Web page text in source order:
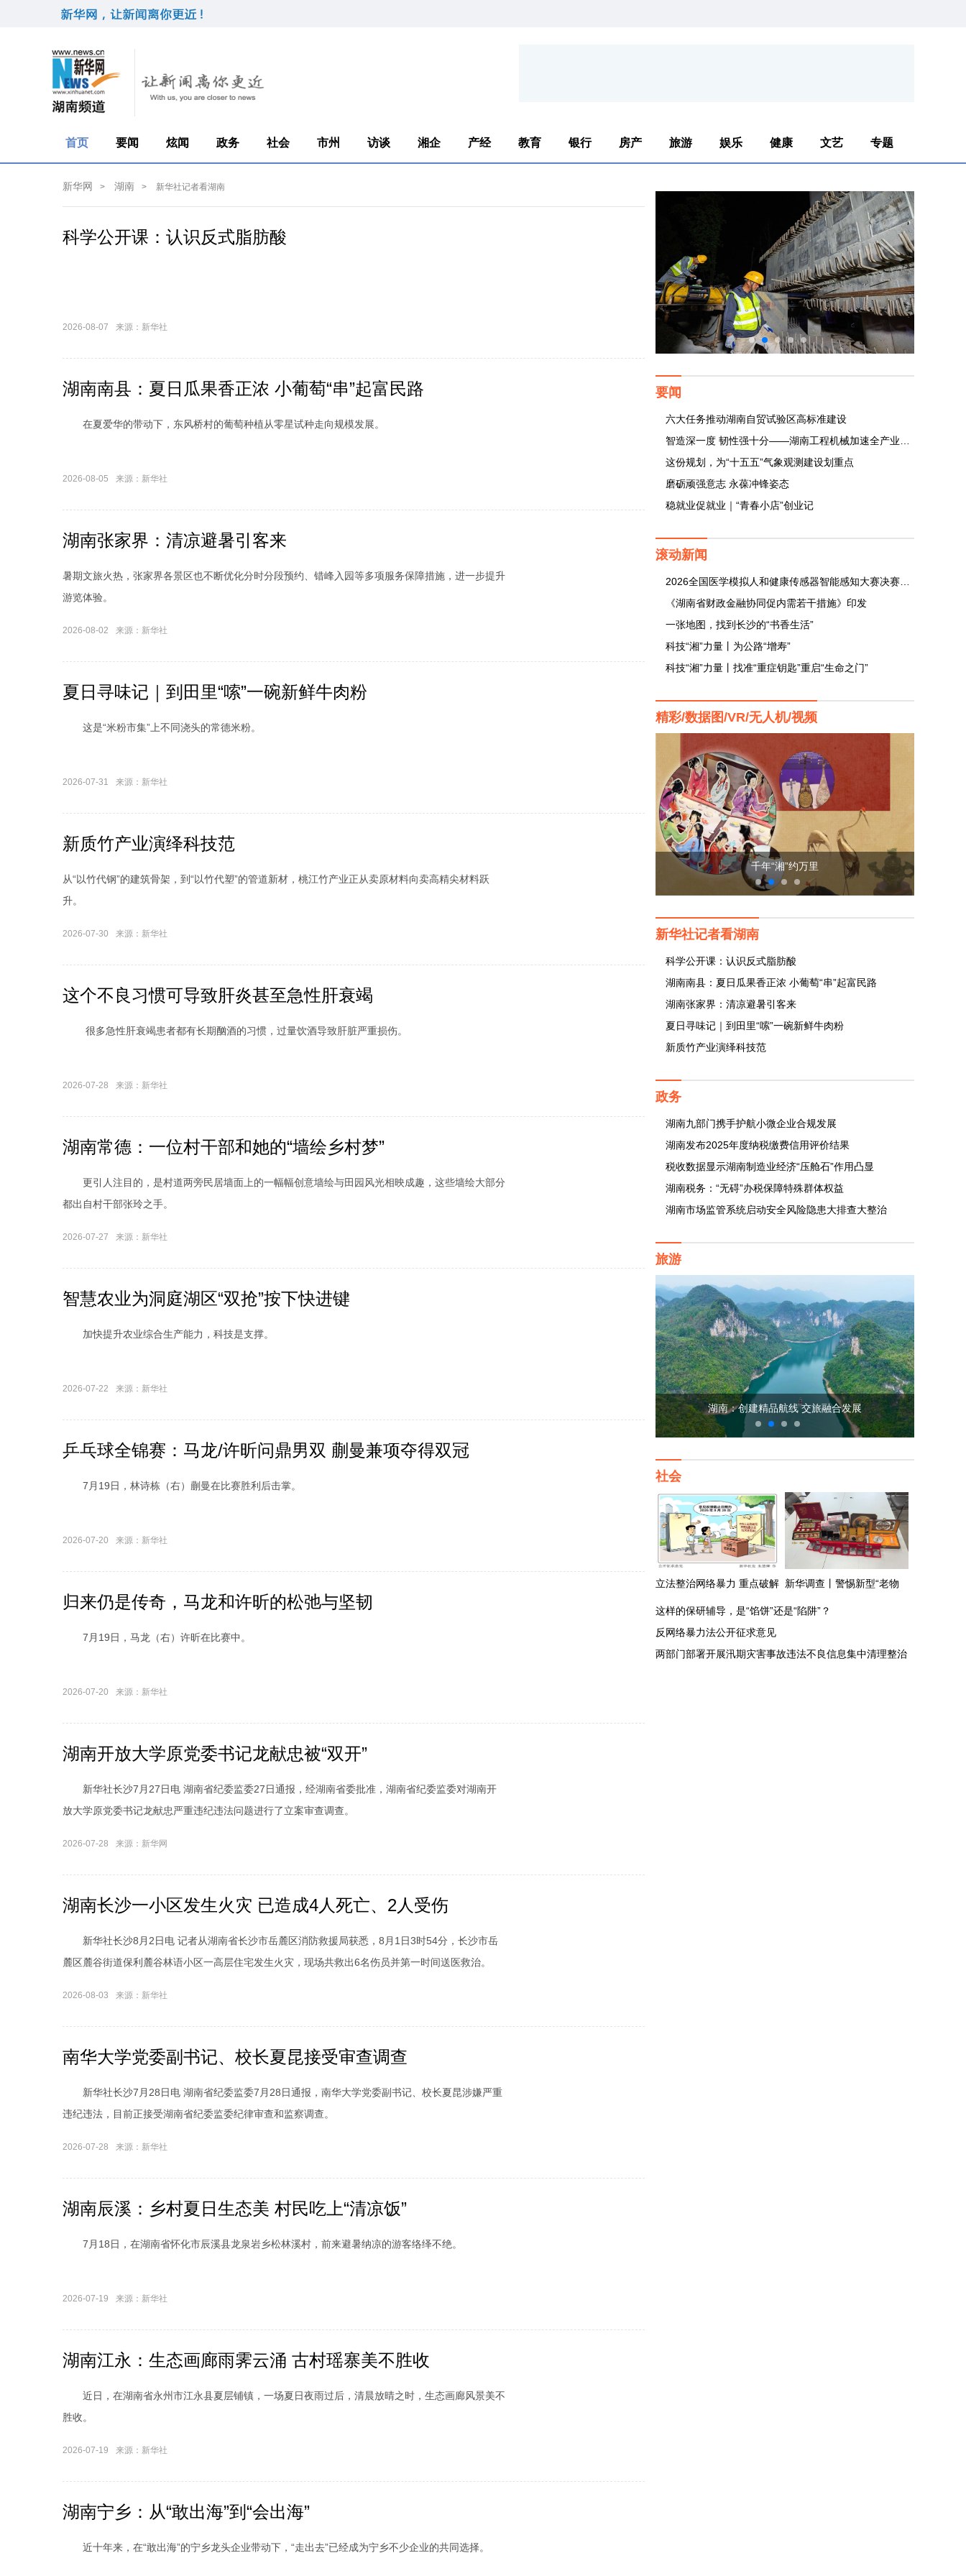
首页 要闻 炫闻 政务 社会 市州 访谈 湘企 产经 教育 银行 房产 旅游 娱乐 健康 文艺 专题
新华网 > 湖南 > 新华社记者看湖南
科学公开课：认识反式脂肪酸
2026-08-07 来源：新华社
湖南南县：夏日瓜果香正浓 小葡萄“串”起富民路
在夏爱华的带动下，东风桥村的葡萄种植从零星试种走向规模发展。
2026-08-05 来源：新华社
湖南张家界：清凉避暑引客来
暑期文旅火热，张家界各景区也不断优化分时分段预约、错峰入园等多项服务保障措施，进一步提升
游览体验。
2026-08-02 来源：新华社
夏日寻味记｜到田里“嗦”一碗新鲜牛肉粉
这是“米粉市集”上不同浇头的常德米粉。
2026-07-31 来源：新华社
新质竹产业演绎科技范
从“以竹代钢”的建筑骨架，到“以竹代塑”的管道新材，桃江竹产业正从卖原材料向卖高精尖材料跃
升。
2026-07-30 来源：新华社
这个不良习惯可导致肝炎甚至急性肝衰竭
很多急性肝衰竭患者都有长期酗酒的习惯，过量饮酒导致肝脏严重损伤。
2026-07-28 来源：新华社
湖南常德：一位村干部和她的“墙绘乡村梦”
更引人注目的，是村道两旁民居墙面上的一幅幅创意墙绘与田园风光相映成趣，这些墙绘大部分
都出自村干部张玲之手。
2026-07-27 来源：新华社
智慧农业为洞庭湖区“双抢”按下快进键
加快提升农业综合生产能力，科技是支撑。
2026-07-22 来源：新华社
乒乓球全锦赛：马龙/许昕问鼎男双 蒯曼兼项夺得双冠
7月19日，林诗栋（右）蒯曼在比赛胜利后击掌。
2026-07-20 来源：新华社
归来仍是传奇，马龙和许昕的松弛与坚韧
7月19日，马龙（右）许昕在比赛中。
2026-07-20 来源：新华社
湖南开放大学原党委书记龙献忠被“双开”
新华社长沙7月27日电 湖南省纪委监委27日通报，经湖南省委批准，湖南省纪委监委对湖南开
放大学原党委书记龙献忠严重违纪违法问题进行了立案审查调查。
2026-07-28 来源：新华网
湖南长沙一小区发生火灾 已造成4人死亡、2人受伤
新华社长沙8月2日电 记者从湖南省长沙市岳麓区消防救援局获悉，8月1日3时54分，长沙市岳
麓区麓谷街道保利麓谷林语小区一高层住宅发生火灾，现场共救出6名伤员并第一时间送医救治。
2026-08-03 来源：新华社
南华大学党委副书记、校长夏昆接受审查调查
新华社长沙7月28日电 湖南省纪委监委7月28日通报，南华大学党委副书记、校长夏昆涉嫌严重
违纪违法，目前正接受湖南省纪委监委纪律审查和监察调查。
2026-07-28 来源：新华社
湖南辰溪：乡村夏日生态美 村民吃上“清凉饭”
7月18日，在湖南省怀化市辰溪县龙泉岩乡松林溪村，前来避暑纳凉的游客络绎不绝。
2026-07-19 来源：新华社
湖南江永：生态画廊雨霁云涌 古村瑶寨美不胜收
近日，在湖南省永州市江永县夏层铺镇，一场夏日夜雨过后，清晨放晴之时，生态画廊风景美不
胜收。
2026-07-19 来源：新华社
湖南宁乡：从“敢出海”到“会出海”
近十年来，在“敢出海”的宁乡龙头企业带动下，“走出去”已经成为宁乡不少企业的共同选择。
要闻
六大任务推动湖南自贸试验区高标准建设
这份规划，为“十五五”气象观测建设划重点
磨砺顽强意志 永葆冲锋姿态
稳就业促就业｜“青春小店”创业记
滚动新闻
《湖南省财政金融协同促内需若干措施》印发
一张地图，找到长沙的“书香生活”
科技“湘”力量丨为公路“增寿”
科技“湘”力量丨找准“重症钥匙”重启“生命之门”
精彩/数据图/VR/无人机/视频
千年“湘”约万里
新华社记者看湖南
科学公开课：认识反式脂肪酸
湖南南县：夏日瓜果香正浓 小葡萄“串”起富民路
湖南张家界：清凉避暑引客来
夏日寻味记｜到田里“嗦”一碗新鲜牛肉粉
新质竹产业演绎科技范
政务
湖南九部门携手护航小微企业合规发展
湖南发布2025年度纳税缴费信用评价结果
税收数据显示湖南制造业经济“压舱石”作用凸显
湖南税务：“无碍”办税保障特殊群体权益
湖南市场监管系统启动安全风险隐患大排查大整治
旅游
湖南：创建精品航线 交旅融合发展
社会
立法整治网络暴力 重点破解
取证难、维权难
新华调查丨警惕新型“老物
件回收”骗局
这样的保研辅导，是“馅饼”还是“陷阱”？
反网络暴力法公开征求意见
两部门部署开展汛期灾害事故违法不良信息集中清理整治